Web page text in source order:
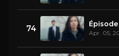
74 Apr. 05,